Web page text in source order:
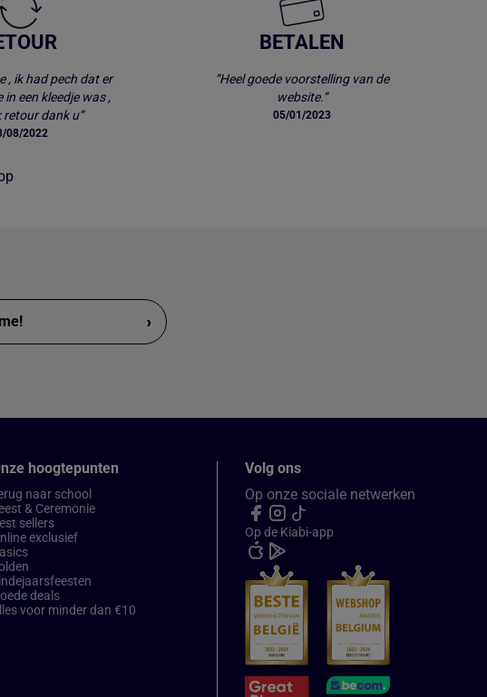
, ik had pech dat er
in een kleedje was ,
retour dank u“
08/2022
BETALEN
“Heel goede voorstelling van de
website.“
05/01/2023
›
hoogtepunten
naar school
& Ceremonie
sellers
exclusief
deals
voor minder dan €10
Volg ons
Op onze sociale netwerken
Op de Kiabi-app